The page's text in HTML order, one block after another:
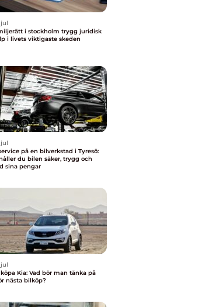
i stockholm trygg juridisk
i livets viktigaste skeden
på en bilverkstad i Tyresö:
du bilen säker, trygg och
sina pengar
Kia: Vad bör man tänka på
nästa bilköp?